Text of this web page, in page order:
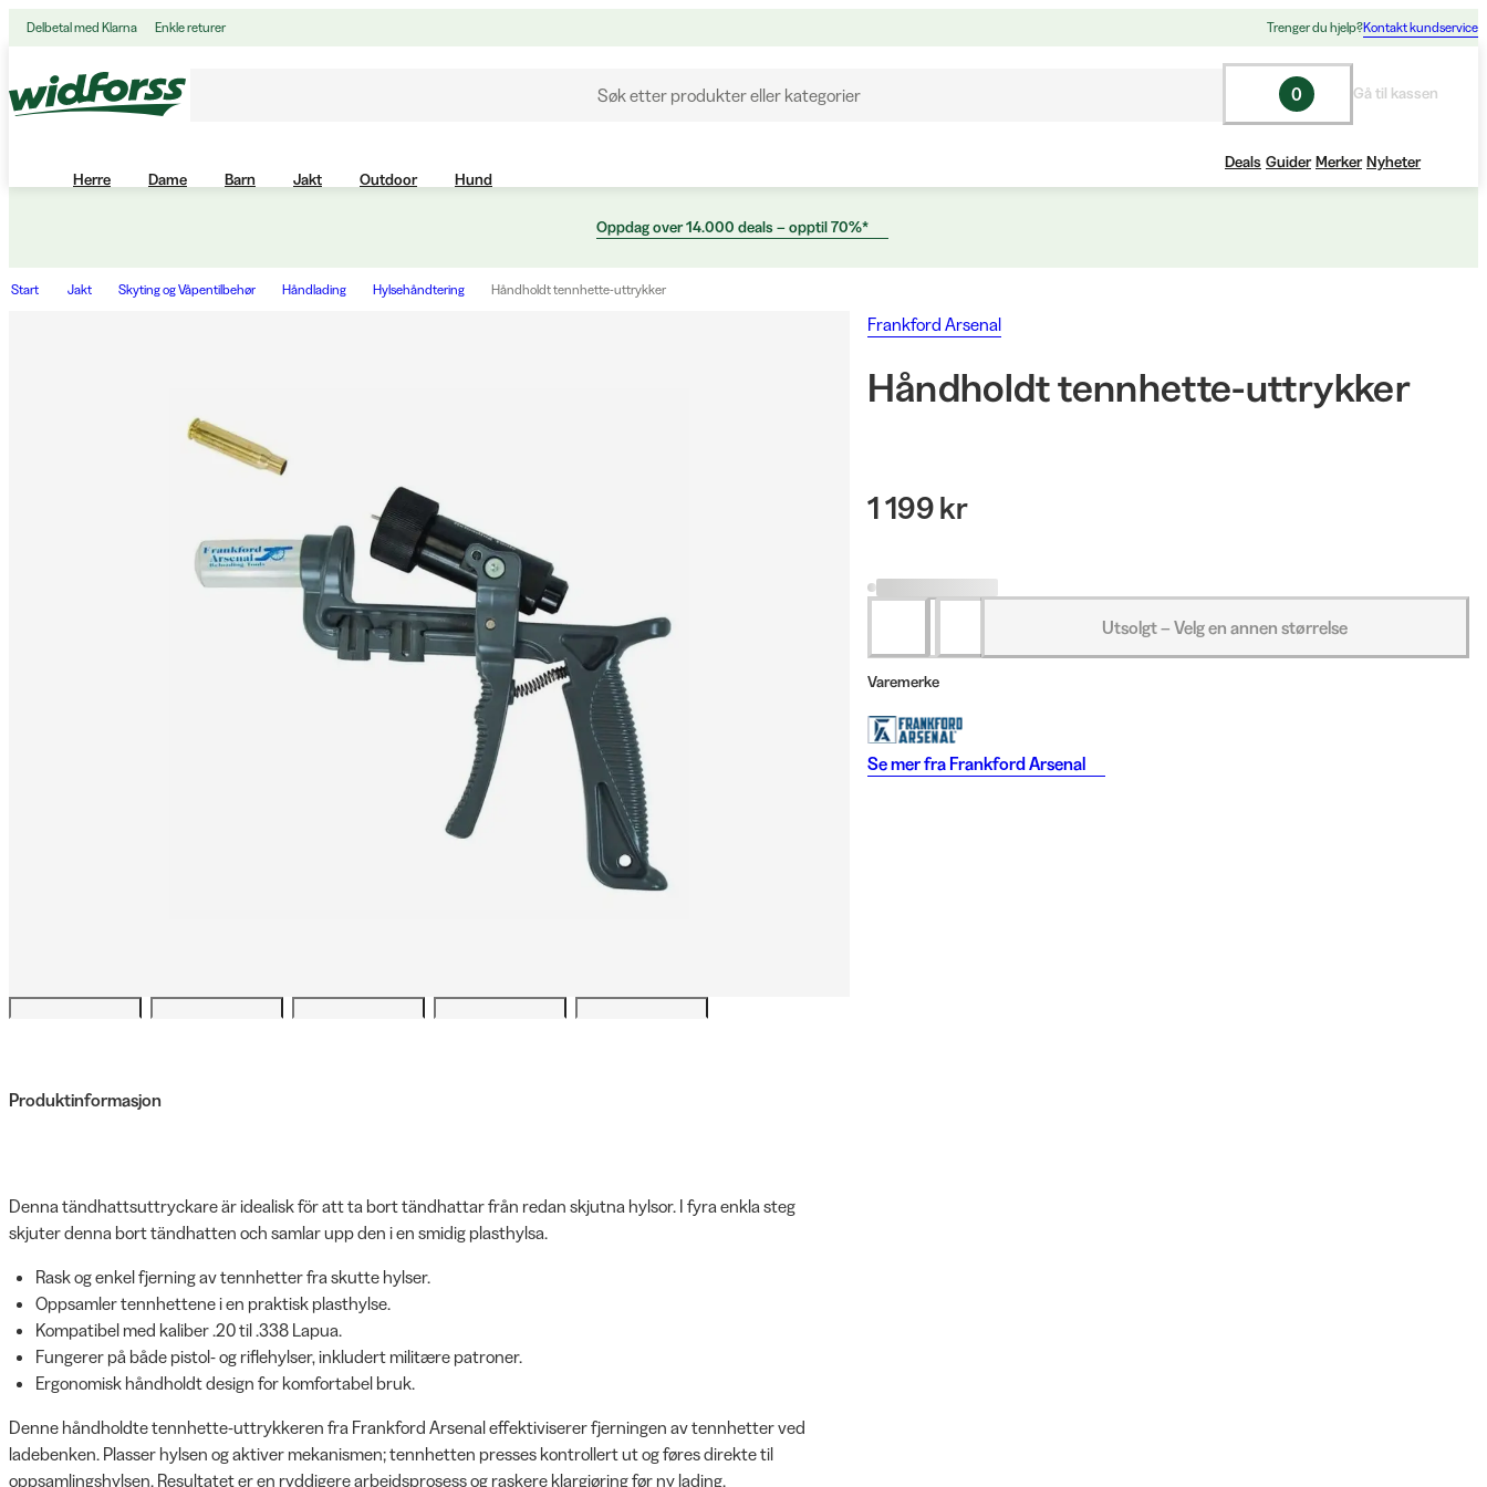
Delbetal med Klarna Enkle returer Trenger du hjelp?Kontakt kundservice
Søk etter produkter eller kategorier 0 Gå til kassen
Herre Dame Barn Jakt Outdoor Hund
Deals Guider Merker Nyheter
Oppdag over 14.000 deals – opptil 70%*
Start Jakt Skyting og Våpentilbehør Håndlading Hylsehåndtering Håndholdt tennhette-uttrykker
Produktinformasjon
Denna tändhattsuttryckare är idealisk för att ta bort tändhattar från redan skjutna hylsor. I fyra enkla steg
skjuter denna bort tändhatten och samlar upp den i en smidig plasthylsa.
Rask og enkel fjerning av tennhetter fra skutte hylser.
Oppsamler tennhettene i en praktisk plasthylse.
Kompatibel med kaliber .20 til .338 Lapua.
Fungerer på både pistol- og riflehylser, inkludert militære patroner.
Ergonomisk håndholdt design for komfortabel bruk.
Denne håndholdte tennhette-uttrykkeren fra Frankford Arsenal effektiviserer fjerningen av tennhetter ved
ladebenken. Plasser hylsen og aktiver mekanismen; tennhetten presses kontrollert ut og føres direkte til
oppsamlingshylsen. Resultatet er en ryddigere arbeidsprosess og raskere klargjøring før ny lading.
Frankford Arsenal
Håndholdt tennhette-uttrykker
1 199 kr
Utsolgt – Velg en annen størrelse
Varemerke
Se mer fra Frankford Arsenal